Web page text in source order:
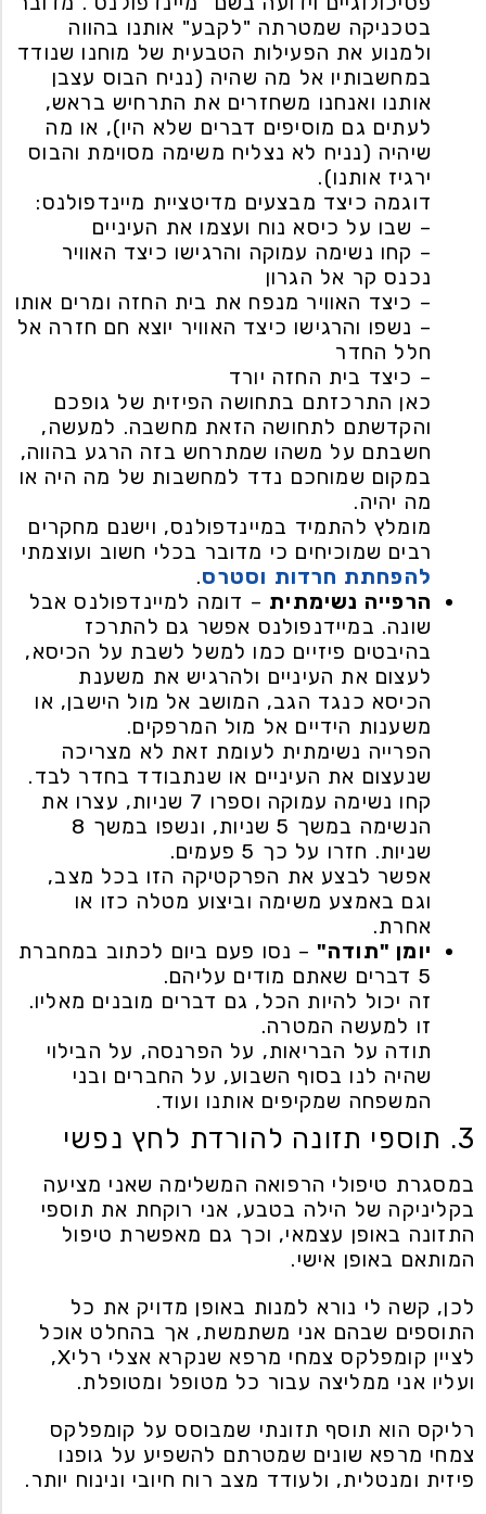
בטכניקה שמטרתה "לקבע" אותנו בהווה
ולמנוע את הפעילות הטבעית של מוחנו שנודד
במחשבותיו אל מה שהיה (נניח הבוס עצבן
אותנו ואנחנו משחזרים את התרחיש בראש,
לעתים גם מוסיפים דברים שלא היו), או מה
שיהיה (נניח לא נצליח משימה מסוימת והבוס
ירגיז אותנו).
דוגמה כיצד מבצעים מדיטציית מיינדפולנס:
– שבו על כיסא נוח ועצמו את העיניים
– קחו נשימה עמוקה והרגישו כיצד האוויר
נכנס קר אל הגרון
– כיצד האוויר מנפח את בית החזה ומרים אותו
– נשפו והרגישו כיצד האוויר יוצא חם חזרה אל
חלל החדר
– כיצד בית החזה יורד
כאן התרכזתם בתחושה הפיזית של גופכם
והקדשתם לתחושה הזאת מחשבה. למעשה,
חשבתם על משהו שמתרחש בזה הרגע בהווה,
במקום שמוחכם נדד למחשבות של מה היה או
מה יהיה.
מומלץ להתמיד במיינדפולנס, וישנם מחקרים
רבים שמוכיחים כי מדובר בכלי חשוב ועוצמתי
להפחתת חרדות וסטרס.
הרפייה נשימתית – דומה למיינדפולנס אבל
שונה. במיידנפולנס אפשר גם להתרכז
בהיבטים פיזיים כמו למשל לשבת על הכיסא,
לעצום את העיניים ולהרגיש את משענת
הכיסא כנגד הגב, המושב אל מול הישבן, או
משענות הידיים אל מול המרפקים.
הפרייה נשימתית לעומת זאת לא מצריכה
שנעצום את העיניים או שנתבודד בחדר לבד.
קחו נשימה עמוקה וספרו 7 שניות, עצרו את
הנשימה במשך 5 שניות, ונשפו במשך 8
שניות. חזרו על כך 5 פעמים.
אפשר לבצע את הפרקטיקה הזו בכל מצב,
וגם באמצע משימה וביצוע מטלה כזו או
אחרת.
יומן "תודה" – נסו פעם ביום לכתוב במחברת
5 דברים שאתם מודים עליהם.
זה יכול להיות הכל, גם דברים מובנים מאליו.
זו למעשה המטרה.
תודה על הבריאות, על הפרנסה, על הבילוי
שהיה לנו בסוף השבוע, על החברים ובני
המשפחה שמקיפים אותנו ועוד.
3. תוספי תזונה להורדת לחץ נפשי
במסגרת טיפולי הרפואה המשלימה שאני מציעה
בקליניקה של הילה בטבע, אני רוקחת את תוספי
התזונה באופן עצמאי, וכך גם מאפשרת טיפול
המותאם באופן אישי.
לכן, קשה לי נורא למנות באופן מדויק את כל
התוספים שבהם אני משתמשת, אך בהחלט אוכל
לציין קומפלקס צמחי מרפא שנקרא אצלי רליX,
ועליו אני ממליצה עבור כל מטופל ומטופלת.
רליקס הוא תוסף תזונתי שמבוסס על קומפלקס
צמחי מרפא שונים שמטרתם להשפיע על גופנו
פיזית ומנטלית, ולעודד מצב רוח חיובי ונינוח יותר.